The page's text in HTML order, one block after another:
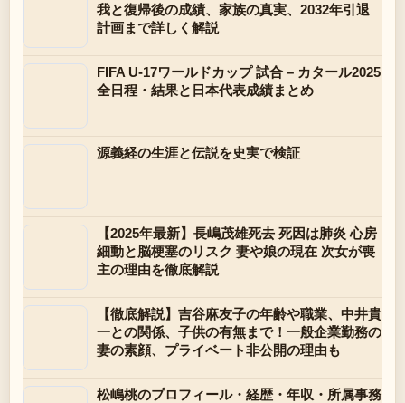
我と復帰後の成績、家族の真実、2032年引退
計画まで詳しく解説
FIFA U-17ワールドカップ 試合 – カタール2025
全日程・結果と日本代表成績まとめ
源義経の生涯と伝説を史実で検証
【2025年最新】長嶋茂雄死去 死因は肺炎 心房
細動と脳梗塞のリスク 妻や娘の現在 次女が喪
主の理由を徹底解説
【徹底解説】吉谷麻友子の年齢や職業、中井貴
一との関係、子供の有無まで！一般企業勤務の
妻の素顔、プライベート非公開の理由も
松嶋桃のプロフィール・経歴・年収・所属事務